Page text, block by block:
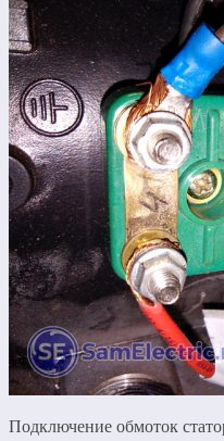
Подключение обмоток